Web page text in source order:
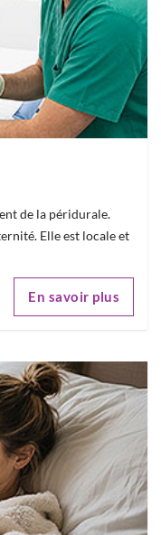
de la péridurale.
Elle est locale et
En savoir plus